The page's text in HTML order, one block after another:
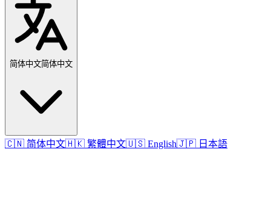
简体中文简体中文
🇨🇳 简体中文🇭🇰 繁體中文🇺🇸 English🇯🇵 日本語